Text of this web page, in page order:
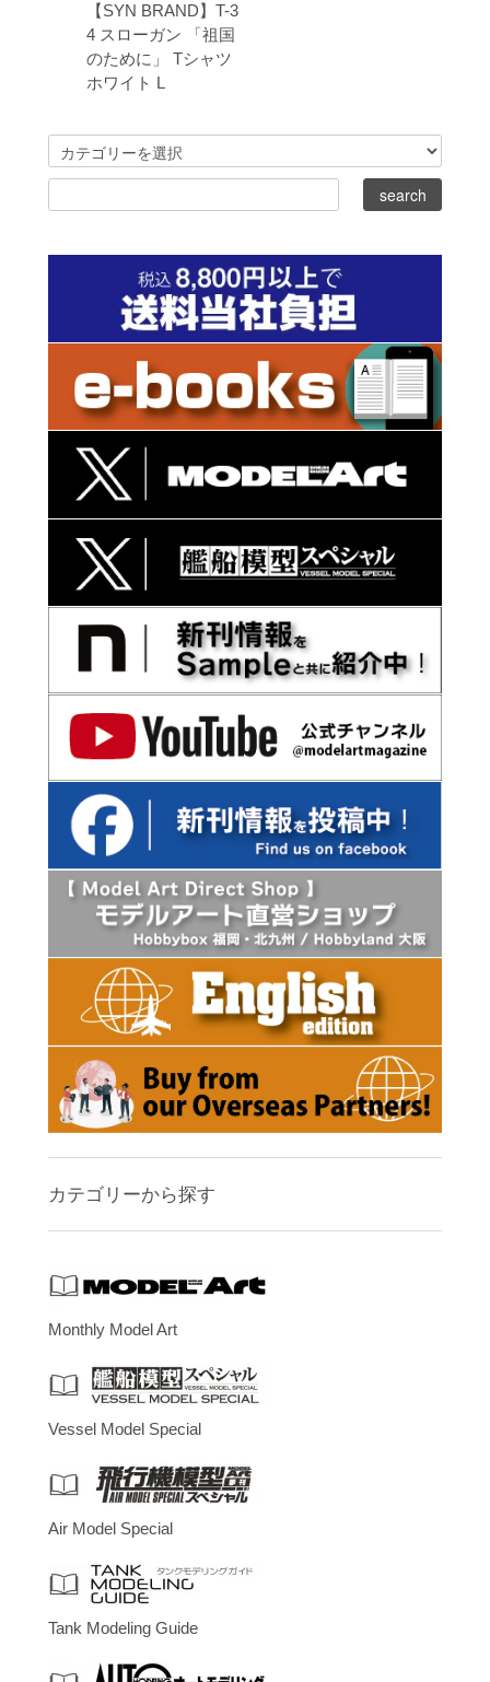
【SYN BRAND】T-3
4 スローガン 「祖国
のために」 Tシャツ
ホワイト L
カテゴリーから探す
Monthly Model Art
Vessel Model Special
Air Model Special
Tank Modeling Guide